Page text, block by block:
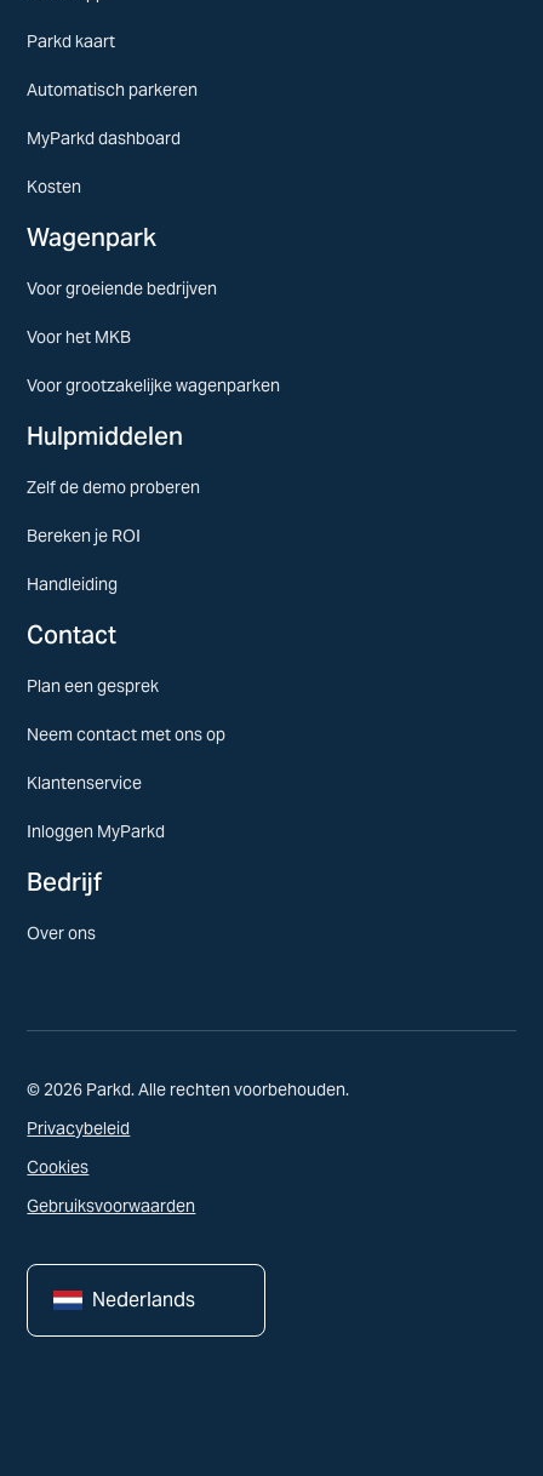
Parkd kaart
Automatisch parkeren
MyParkd dashboard
Kosten
Wagenpark
Voor groeiende bedrijven
Voor het MKB
Voor grootzakelijke wagenparken
Hulpmiddelen
Zelf de demo proberen
Bereken je ROI
Handleiding
Contact
Plan een gesprek
Neem contact met ons op
Klantenservice
Inloggen MyParkd
Bedrijf
Over ons
© 2026 Parkd. Alle rechten voorbehouden.
Privacybeleid
Cookies
Gebruiksvoorwaarden
Nederlands